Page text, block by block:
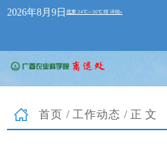
2026年8月9日
首页 / 工作动态 /正文